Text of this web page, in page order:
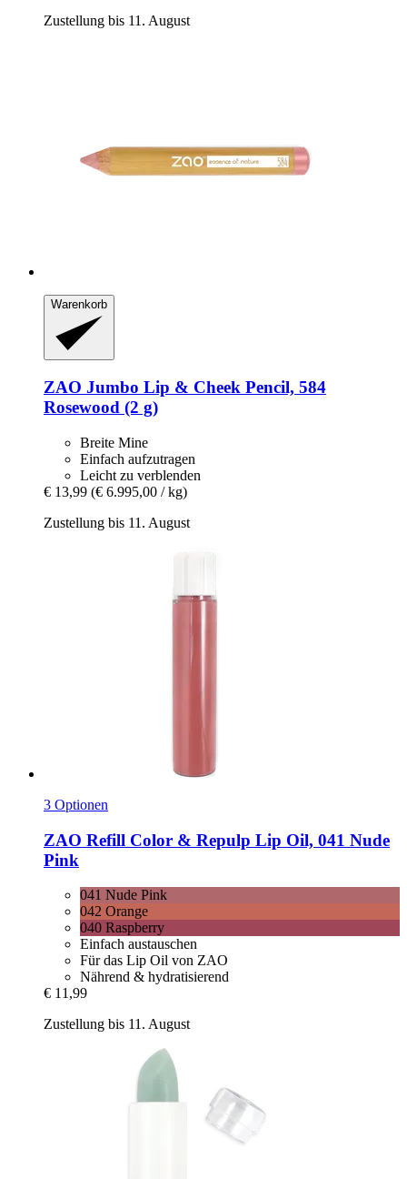
Zustellung bis 11. August
Warenkorb
ZAO Jumbo Lip & Cheek Pencil, 584
Rosewood (2 g)
Breite Mine
Einfach aufzutragen
Leicht zu verblenden
€ 13,99 (€ 6.995,00 / kg)
Zustellung bis 11. August
3 Optionen
ZAO Refill Color & Repulp Lip Oil, 041 Nude
Pink
041 Nude Pink
042 Orange
040 Raspberry
Einfach austauschen
Für das Lip Oil von ZAO
Nährend & hydratisierend
€ 11,99
Zustellung bis 11. August